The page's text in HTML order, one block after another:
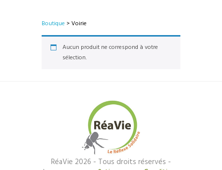
Boutique > Voirie
Aucun produit ne correspond à votre
sélection.
RéaVie 2026 - Tous droits réservés -